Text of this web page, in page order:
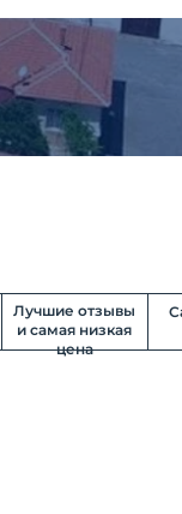
Лучшие отзывы
и самая низкая
цена